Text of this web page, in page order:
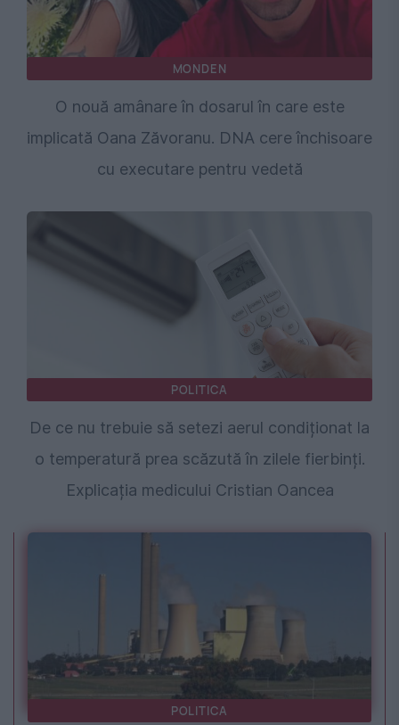
MONDEN
O nouă amânare în dosarul în care este
implicată Oana Zăvoranu. DNA cere închisoare
cu executare pentru vedetă
POLITICA
De ce nu trebuie să setezi aerul condiționat la
o temperatură prea scăzută în zilele fierbinți.
Explicația medicului Cristian Oancea
POLITICA